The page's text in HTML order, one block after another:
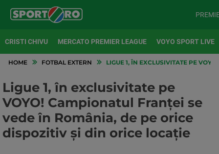
CRISTI CHIVU MERCATO PREMIER LEAGUE VOYO SPORT LIVE
HOME FOTBAL EXTERN LIGUE 1, ÎN EXCLUSIVITATE PE
Ligue 1, în exclusivitate pe
VOYO! Campionatul Franței se
vede în România, de pe orice
dispozitiv și din orice locație